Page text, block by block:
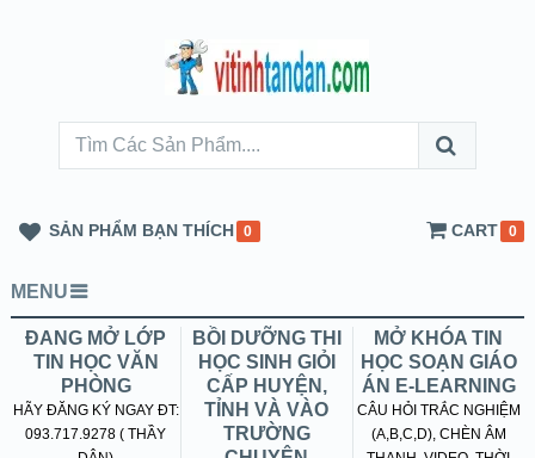
SẢN PHẨM BẠN THÍCH 0 CART 0
MENU
ĐANG MỞ LỚP
TIN HỌC VĂN
PHÒNG
HÃY ĐĂNG KÝ NGAY ĐT:
093.717.9278 ( THẦY
BỒI DƯỠNG THI
HỌC SINH GIỎI
CẤP HUYỆN,
TỈNH VÀ VÀO
TRƯỜNG
MỞ KHÓA TIN
HỌC SOẠN GIÁO
ÁN E-LEARNING
CÂU HỎI TRẮC NGHIỆM
(A,B,C,D), CHÈN ÂM